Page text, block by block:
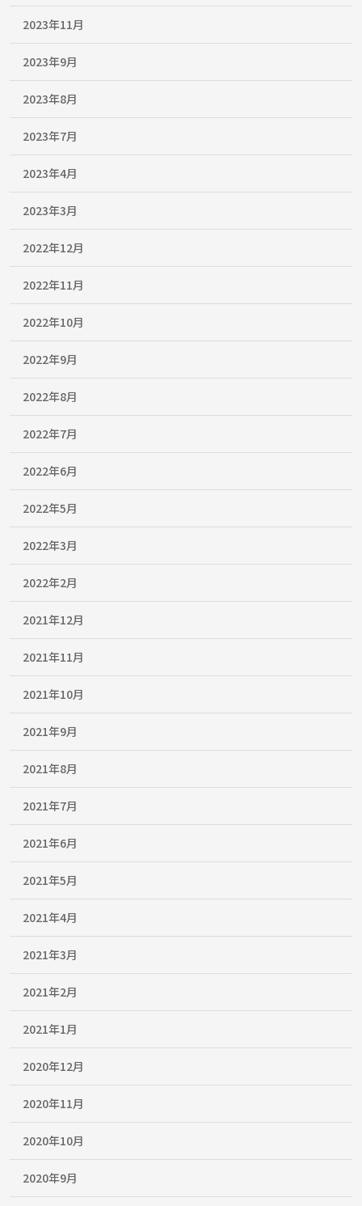
2023年11月
2023年9月
2023年8月
2023年7月
2023年4月
2023年3月
2022年12月
2022年11月
2022年10月
2022年9月
2022年8月
2022年7月
2022年6月
2022年5月
2022年3月
2022年2月
2021年12月
2021年11月
2021年10月
2021年9月
2021年8月
2021年7月
2021年6月
2021年5月
2021年4月
2021年3月
2021年2月
2021年1月
2020年12月
2020年11月
2020年10月
2020年9月